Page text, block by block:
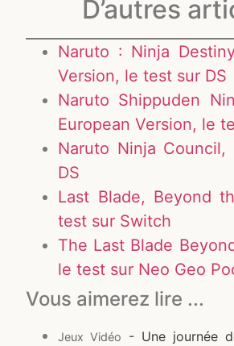
D’autres
Naruto : Ninja
Version, le test sur DS
Naruto Shippuden
European Version, le
Naruto Ninja Council,
DS
Last Blade, Beyond
test sur Switch
The Last Blade
le test sur Neo Geo
Vous aimerez lire ...
Jeux Vidéo
- Une journée